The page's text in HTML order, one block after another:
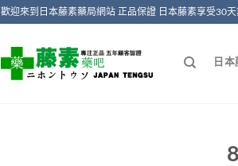
歡迎來到日本藤素藥局網站 正品保證 日本藤素享受30
日本